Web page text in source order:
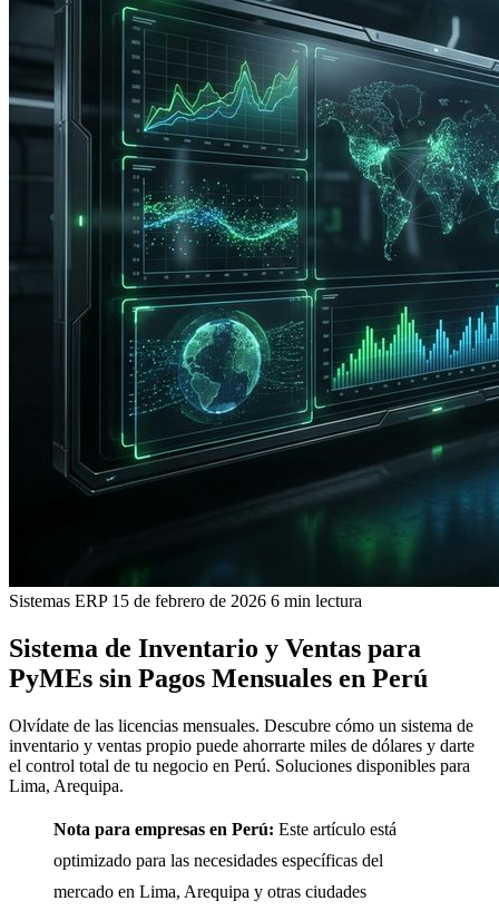
Sistemas ERP15 de febrero de 2026 6 min lectura
Sistema de Inventario y Ventas para
PyMEs sin Pagos Mensuales en Perú
Olvídate de las licencias mensuales. Descubre cómo un sistema de
inventario y ventas propio puede ahorrarte miles de dólares y darte
el control total de tu negocio en Perú. Soluciones disponibles para
Lima, Arequipa.
Nota para empresas en Perú: Este artículo está
optimizado para las necesidades específicas del
mercado en Lima, Arequipa y otras ciudades